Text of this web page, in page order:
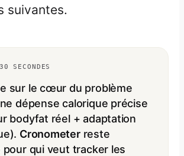
suivantes.
SECONDES
sur le cœur du problème
dépense calorique précise
bodyfat réel + adaptation
Cronometerreste
pour qui veut tracker les